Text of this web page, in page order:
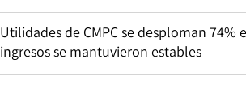
Utilidades de CMPC se desploman 74%
ingresos se mantuvieron estables